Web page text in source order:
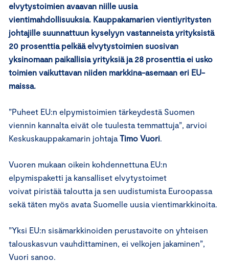
elvytystoimien avaavan niille uusia
vientimahdollisuuksia. Kauppakamarien vientiyritysten
johtajille suunnattuun kyselyyn vastanneista yrityksistä
20 prosenttia pelkää elvytystoimien suosivan
yksinomaan paikallisia yrityksiä ja 28 prosenttia ei usko
toimien vaikuttavan niiden markkina-asemaan eri EU-
maissa.
”Puheet EU:n elpymistoimien tärkeydestä Suomen
viennin kannalta eivät ole tuulesta temmattuja”, arvioi
Keskuskauppakamarin johtaja Timo Vuori.
Vuoren mukaan oikein kohdennettuna EU:n
elpymispaketti ja kansalliset elvytystoimet
voivat piristää taloutta ja sen uudistumista Euroopassa
sekä täten myös avata Suomelle uusia vientimarkkinoita.
”Yksi EU:n sisämarkkinoiden perustavoite on yhteisen
talouskasvun vauhdittaminen, ei velkojen jakaminen”,
Vuori sanoo.